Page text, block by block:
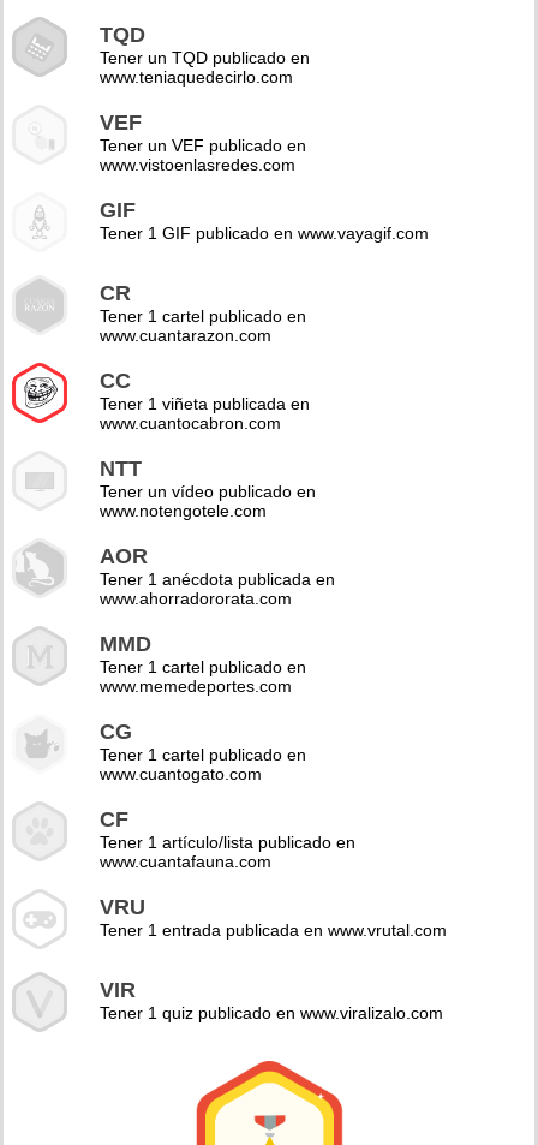
TQD
Tener un TQD publicado en
www.teniaquedecirlo.com
VEF
Tener un VEF publicado en
www.vistoenlasredes.com
GIF
Tener 1 GIF publicado en www.vayagif.com
CR
Tener 1 cartel publicado en
www.cuantarazon.com
CC
Tener 1 viñeta publicada en
www.cuantocabron.com
NTT
Tener un vídeo publicado en
www.notengotele.com
AOR
Tener 1 anécdota publicada en
www.ahorradororata.com
MMD
Tener 1 cartel publicado en
www.memedeportes.com
CG
Tener 1 cartel publicado en
www.cuantogato.com
CF
Tener 1 artículo/lista publicado en
www.cuantafauna.com
VRU
Tener 1 entrada publicada en www.vrutal.com
VIR
Tener 1 quiz publicado en www.viralizalo.com